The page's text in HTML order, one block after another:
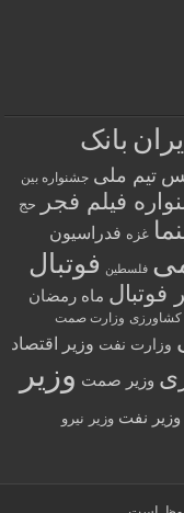
ایران بانک
تیم ملی جشنواره بین
فیلم فجر
حج
غزه فدراسیون
فلسطین فوتبال
فوتبال ماه رمضان
کشاورزی وزارت صمت
وزارت نفت وزیر اقتصاد
وزیر صمت وزیر
وزیر نفت وزیر نیرو